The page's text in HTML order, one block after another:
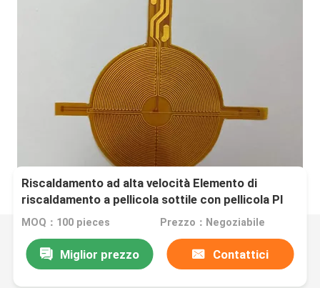
Riscaldamento ad alta velocità Elemento di
riscaldamento a pellicola sottile con pellicola PI
0.1 mm - 1 mm Personalizzato
MOQ：100 pieces Prezzo：Negoziabile
Miglior prezzo Contattici